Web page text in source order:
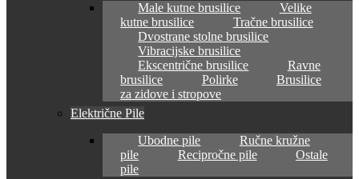
Male kutne brusilice
Velike
kutne brusilice
Tračne brusilice
Dvostrane stolne brusilice
Vibracijske brusilice
Ekscentrične brusilice
Ravne
brusilice
Polirke
Brusilice
za zidove i stropove
Električne Pile
Ubodne pile
Ručne kružne
pile
Recipročne pile
Ostale
pile